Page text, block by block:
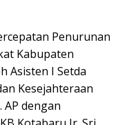
Penurunan
Kabupaten
Asisten I Setda
Kesejahteraan
dengan